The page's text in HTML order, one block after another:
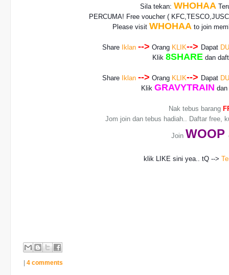
Sila tekan: WHOHAA
PERCUMA! Free voucher(
Please visitWHOHAA to join
Share Iklan --> Orang KLIK--> Dapat
Klik8SHARE dan
Share Iklan --> Orang KLIK--> Dapat
Klik GRAVYTRAIN
Nak tebus barang
Jom join dan tebus hadiah.. Daftar free,
Join WOOP
klik LIKE sini yea.. tQ -->
| 4 comments